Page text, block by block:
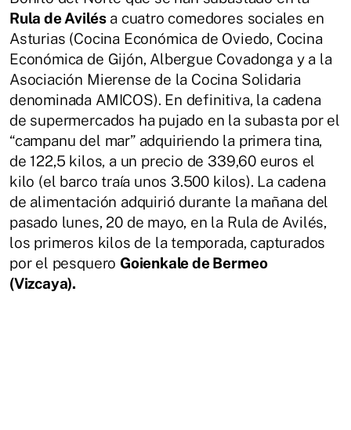
Rula de Avilésa cuatro comedores sociales en
Asturias (Cocina Económica de Oviedo, Cocina
Económica de Gijón, Albergue Covadonga y a la
Asociación Mierense de la Cocina Solidaria
denominada AMICOS). En definitiva, la cadena
de supermercados ha pujado en la subasta por el
“campanu del mar” adquiriendo la primera tina,
de 122,5 kilos, a un precio de 339,60 euros el
kilo (el barco traía unos 3.500 kilos). La cadena
de alimentación adquirió durante la mañana del
pasado lunes, 20 de mayo, en la Rula de Avilés,
los primeros kilos de la temporada, capturados
por el pesquero Goienkale de Bermeo
(Vizcaya).